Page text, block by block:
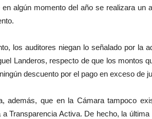
algún momento del año se realizara un
los auditores niegan lo señalado por la
Landeros, respecto de que los montos
descuento por el pago en exceso de
además, que en la Cámara tampoco
a Transparencia Activa. De hecho, la